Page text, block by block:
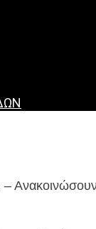
Ανακοινώσουν